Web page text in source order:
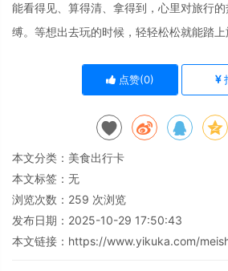
能看得见、算得清、拿得到，心里对旅行
缚。等想出去玩的时候，轻轻松松就能踏上
点赞(0)
本文分类： 美食出行卡
本文标签：无
浏览次数： 259 次浏览
发布日期：2025-10-29 17:50:43
本文链接： https://www.yikuka.com/